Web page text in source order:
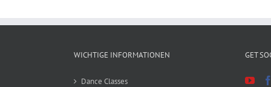
WICHTIGE INFORMATIONEN
Dance Classes
GET